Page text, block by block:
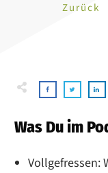
Zurück
Was Du im
Vollgefressen: